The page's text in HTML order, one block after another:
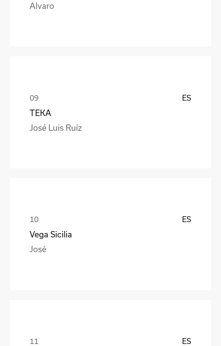
Alvaro
ES
TEKA
José Luis Ruíz
ES
Vega Sicilia
José
ES